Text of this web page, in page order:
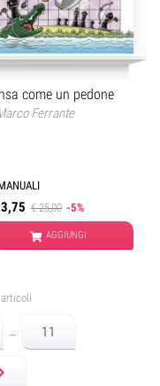
come un pedone
Ferrante
€ 25,00 -5%
AGGIUNGI
… 11